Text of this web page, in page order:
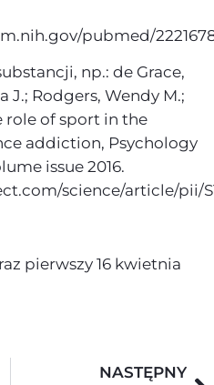
pubmed/
np.: de Grace,
J.; Rodgers, Wendy M.;
role of sport in the
addiction, Psychology
issue 2016.
science/article/pii/
pierwszy 16 kwietnia
NASTĘPNY